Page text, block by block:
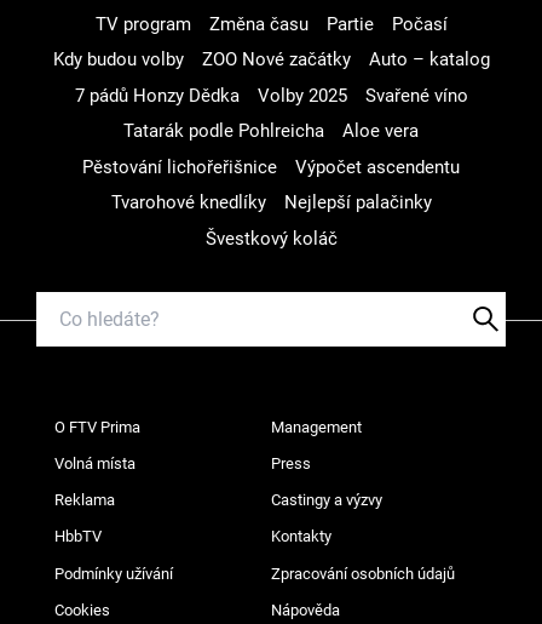
TV program
Změna času Partie
Počasí
Kdy budou volby
ZOO Nové začátky
Auto – katalog
7 pádů Honzy Dědka
Volby 2025
Svařené víno
Tatarák podle Pohlreicha
Aloe vera
Pěstování lichořeřišnice
Výpočet ascendentu
Tvarohové knedlíky
Nejlepší palačinky
Švestkový koláč
O FTV Prima Management
Volná místa Press
Reklama Castingy a výzvy
HbbTV Kontakty
Podmínky užívání Zpracování osobních údajů
Cookies Nápověda